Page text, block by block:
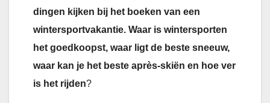
dingen kijken bij het boeken van een
wintersportvakantie. Waar is wintersporten
het goedkoopst, waar ligt de beste sneeuw,
waar kan je het beste après-skiën en hoe ver
is het rijden?